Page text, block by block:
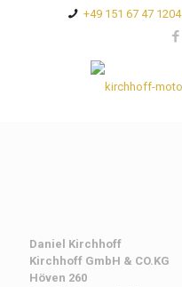
+49 151 67 47 1204
Daniel Kirchhoff
Kirchhoff GmbH & CO.KG
Höven 260